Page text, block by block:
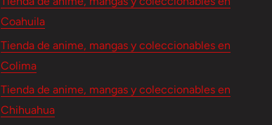
Coahuila
Tienda de anime, mangas y coleccionables en
Colima
Tienda de anime, mangas y coleccionables en
Chihuahua